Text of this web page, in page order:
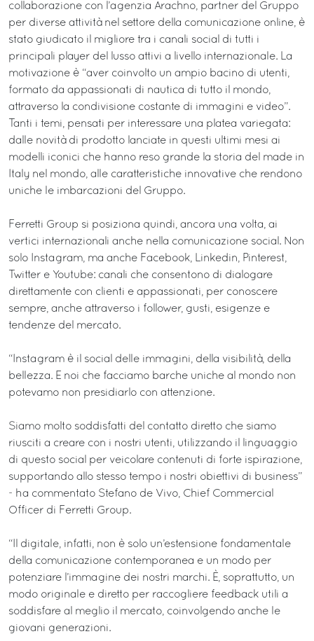
collaborazione con l’agenzia Arachno, partner del Gruppo
per diverse attività nel settore della comunicazione online, è
stato giudicato il migliore tra i canali social di tutti i
principali player del lusso attivi a livello internazionale. La
motivazione è “aver coinvolto un ampio bacino di utenti,
formato da appassionati di nautica di tutto il mondo,
attraverso la condivisione costante di immagini e video”.
Tanti i temi, pensati per interessare una platea variegata:
dalle novità di prodotto lanciate in questi ultimi mesi ai
modelli iconici che hanno reso grande la storia del made in
Italy nel mondo, alle caratteristiche innovative che rendono
uniche le imbarcazioni del Gruppo.
Ferretti Group si posiziona quindi, ancora una volta, ai
vertici internazionali anche nella comunicazione social. Non
solo Instagram, ma anche Facebook, Linkedin, Pinterest,
Twitter e Youtube: canali che consentono di dialogare
direttamente con clienti e appassionati, per conoscere
sempre, anche attraverso i follower, gusti, esigenze e
tendenze del mercato.
“Instagram è il social delle immagini, della visibilità, della
bellezza. E noi che facciamo barche uniche al mondo non
potevamo non presidiarlo con attenzione.
Siamo molto soddisfatti del contatto diretto che siamo
riusciti a creare con i nostri utenti, utilizzando il linguaggio
di questo social per veicolare contenuti di forte ispirazione,
supportando allo stesso tempo i nostri obiettivi di business”
- ha commentato Stefano de Vivo, Chief Commercial
Officer di Ferretti Group.
“Il digitale, infatti, non è solo un’estensione fondamentale
della comunicazione contemporanea e un modo per
potenziare l’immagine dei nostri marchi. È, soprattutto, un
modo originale e diretto per raccogliere feedback utili a
soddisfare al meglio il mercato, coinvolgendo anche le
giovani generazioni.